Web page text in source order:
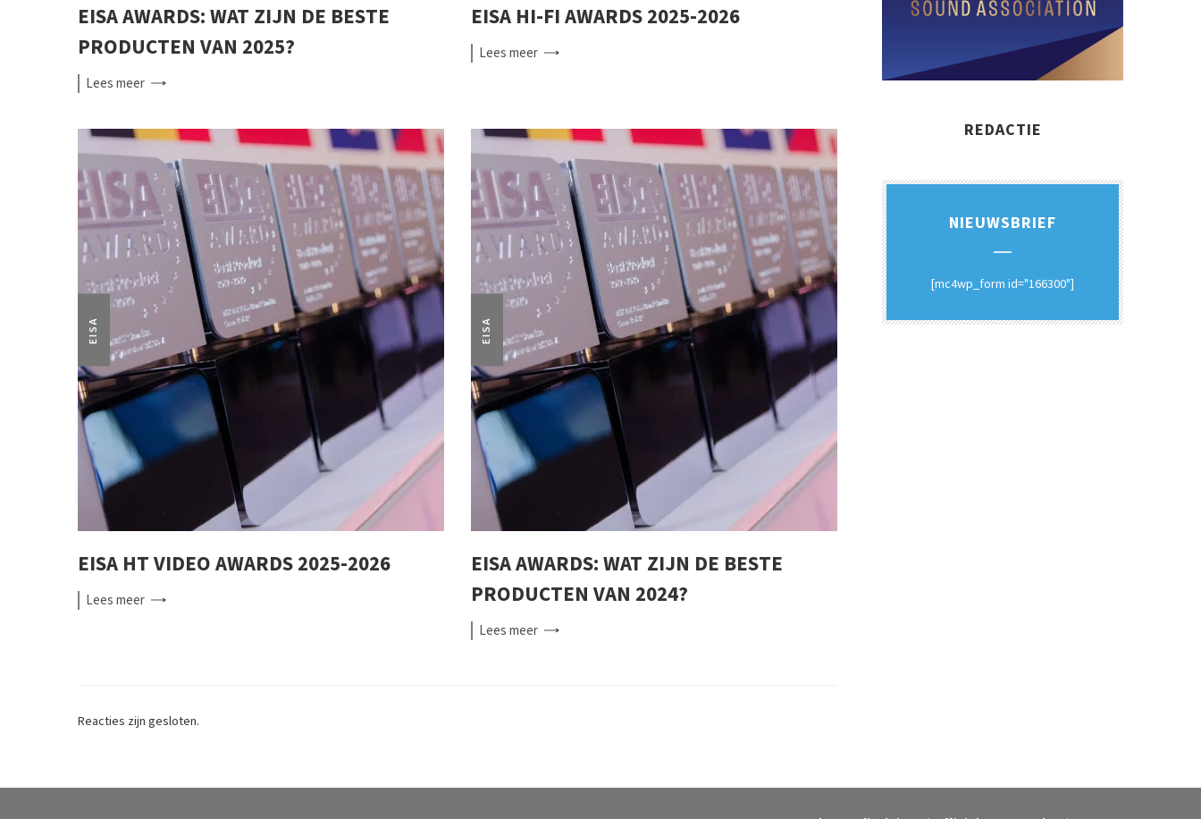
EISA AWARDS: WAT ZIJN DE BESTE
PRODUCTEN VAN 2025?
Leesmeer
EISA HI-FI AWARDS 2025-2026
Leesmeer
EISA
EISA HT VIDEO AWARDS 2025-2026
Leesmeer
EISA
EISA AWARDS: WAT ZIJN DE BESTE
PRODUCTEN VAN 2024?
Leesmeer
Reacties zijn gesloten.
REDACTIE
NIEUWSBRIEF
[mc4wp_form id="166300"]